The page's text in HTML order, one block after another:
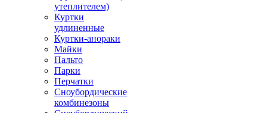
утеплителем)
Куртки
удлиненные
Куртки-анораки
Майки
Пальто
Парки
Перчатки
Сноубордические
комбинезоны